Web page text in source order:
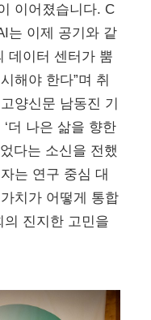
이어졌습니다. C
는 이제 공기와 같
데이터 센터가 뿜
해야 한다”며 취
양신문 남동진 기
더 나은 삶을 향한
다는 소신을 전했
는 연구 중심 대
치가 어떻게 통합
진지한 고민을